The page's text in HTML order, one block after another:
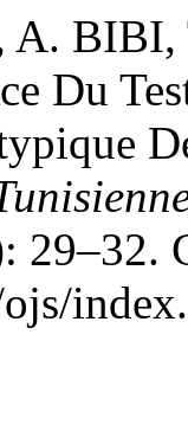
A.
Du
29–32.